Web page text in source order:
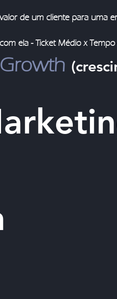
valor de um cliente para uma
com ela - Ticket Médio x
Growth